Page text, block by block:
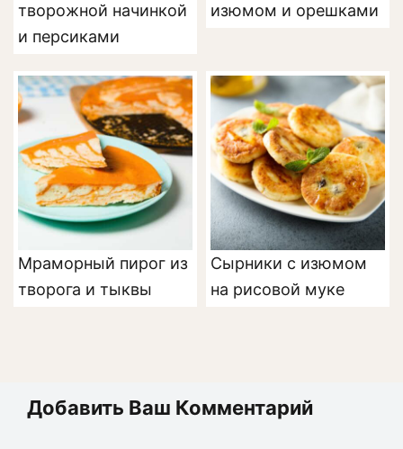
творожной начинкой
и персиками
изюмом и орешками
Мраморный пирог из
творога и тыквы
Сырники с изюмом
на рисовой муке
Добавить Ваш Комментарий